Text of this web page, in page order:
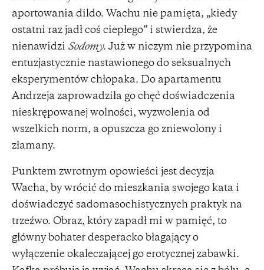
aportowania dildo. Wachu nie pamięta, „kiedy
ostatni raz jadł coś ciepłego” i stwierdza, że
nienawidzi Sodomy. Już w niczym nie przypomina
entuzjastycznie nastawionego do seksualnych
eksperymentów chłopaka. Do apartamentu
Andrzeja zaprowadziła go chęć doświadczenia
nieskrępowanej wolności, wyzwolenia od
wszelkich norm, a opuszcza go zniewolony i
złamany.
Punktem zwrotnym opowieści jest decyzja
Wacha, by wrócić do mieszkania swojego kata i
doświadczyć sadomasochistycznych praktyk na
trzeźwo. Obraz, który zapadł mi w pamięć, to
główny bohater desperacko błagający o
wyłączenie okaleczającej go erotycznej zabawki.